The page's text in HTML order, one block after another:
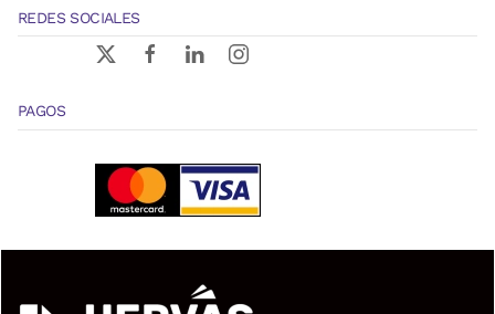
REDES SOCIALES
PAGOS